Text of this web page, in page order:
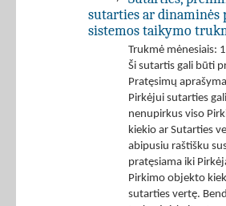
sutarties ar dinaminės
sistemos taikymo
Trukmė mėnesiais:
Ši sutartis gali būti
Pratęsimų
Pirkėjui sutarties
nenupirkus viso
kiekio ar Sutarties
abipusiu raštišku
pratęsiama iki
Pirkimo objekto
sutarties vertę.